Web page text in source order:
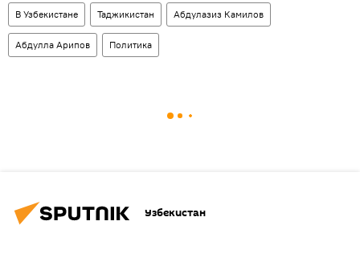
В Узбекистане Таджикистан Абдулазиз Камилов
Абдулла Арипов Политика
Узбекистан